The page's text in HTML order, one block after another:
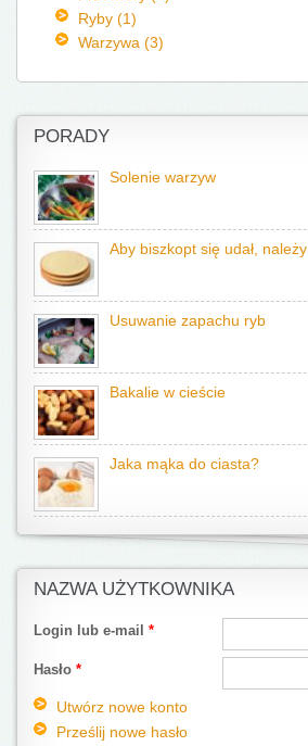
Ryby (1)
Warzywa (3)
PORADY
Solenie warzyw
Aby biszkopt się udał, należy
Usuwanie zapachu ryb
Bakalie w cieście
Jaka mąka do ciasta?
NAZWA UŻYTKOWNIKA
Login lub e-mail *
Hasło *
Utwórz nowe konto
Prześlij nowe hasło